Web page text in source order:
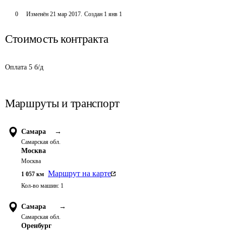
0 Изменён 21 мар 2017. Создан 1 янв 1
Стоимость контракта
Оплата 5 б/д
Маршруты и транспорт
Самара →
Самарская обл.
Москва
Москва
1 057 км Маршрут на карте
Кол-во машин: 1
Самара →
Самарская обл.
Оренбург